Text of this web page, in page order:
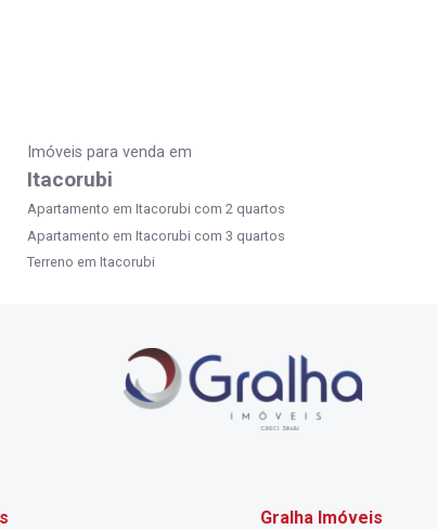
Imóveis para venda em
Itacorubi
Apartamento em Itacorubi com 2 quartos
Apartamento em Itacorubi com 3 quartos
Terreno em Itacorubi
Gralha Imóveis